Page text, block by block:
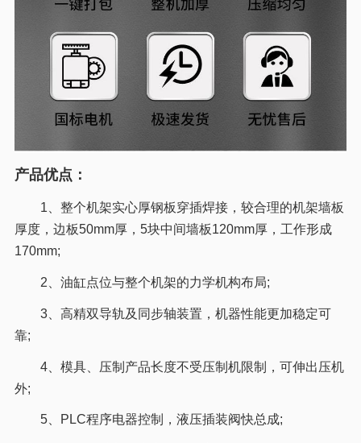
产品优点：
1、整个机架实心厚钢板穿插焊接，较合理的机架墙板
厚度，边板50mm厚，5块中间墙板120mm厚，工作形成
170mm;
2、油缸点位与整个机架的力学机构布局;
3、高精双导轨及同步轴装置，机器性能更加稳定可
靠;
4、模具、压制产品长度不受压制机限制，可伸出压机
外;
5、PLC程序电器控制，液压插装阀快总成;